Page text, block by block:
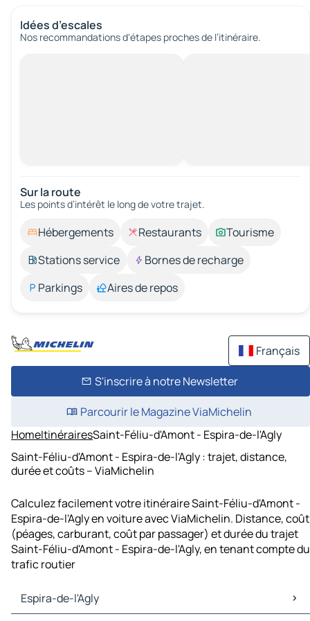
Idées d’escales
Nos recommandations d'étapes proches de l’itinéraire.
Sur la route
Les points d’intérêt le long de votre trajet.
Hébergements Restaurants
Tourisme
Stations service
Bornes de recharge
Parkings
Aires de repos
Français
S'inscrire à notre Newsletter
Parcourir le Magazine ViaMichelin
HomeItinérairesSaint-Féliu-d'Amont - Espira-de-l'Agly
Saint-Féliu-d'Amont - Espira-de-l'Agly : trajet, distance,
durée et coûts – ViaMichelin
Calculez facilement votre itinéraire Saint-Féliu-d'Amont -
Espira-de-l'Agly en voiture avec ViaMichelin. Distance, coût
(péages, carburant, coût par passager) et durée du trajet
Saint-Féliu-d'Amont - Espira-de-l'Agly, en tenant compte du
trafic routier
Espira-de-l'Agly